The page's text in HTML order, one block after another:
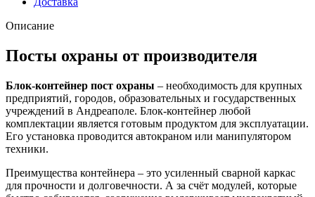
Описание
Посты охраны от производителя
Блок-контейнер пост охраны – необходимость для крупных
предприятий, городов, образовательных и государственных
учреждений в Андреаполе. Блок-контейнер любой
комплектации является готовым продуктом для эксплуатации.
Его установка проводится автокраном или манипулятором
техники.
Преимущества контейнера – это усиленный сварной каркас
для прочности и долговечности. А за счёт модулей, которые